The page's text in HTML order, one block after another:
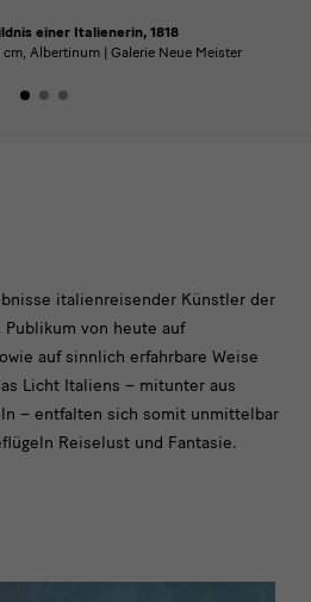
einer Italienerin, 1818
Albertinum | Galerie Neue Meister
italienreisender Künstler der
Publikum von heute auf
auf sinnlich erfahrbare Weise
Licht Italiens – mitunter aus
– entfalten sich somit unmittelbar
Reiselust und Fantasie.